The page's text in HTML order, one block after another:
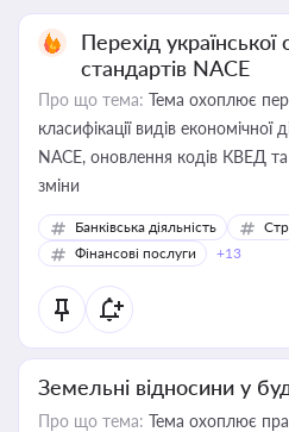
Перехід
стандартів NACE
Про що тема: Тема охоплює
класифікації видів економічної
NACE, оновлення кодів КВЕД
зміни
Банківська діяльність
Фінансові послуги
+13
Земельні відносини у
Про що тема: Тема охоплює